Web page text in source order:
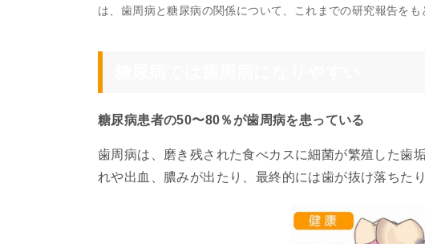
は、歯周病と糖尿病の関係について、これまでの研究報告をも
糖尿病患者の50〜80％が歯周病を患っている
歯周病は、磨き残された食べカスに細菌が繁殖した歯
れや出血、膿みが出たり、最終的には歯が抜け落ちた